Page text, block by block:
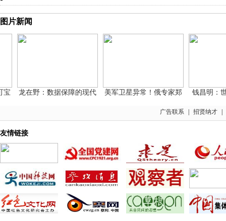
图片新闻
龙在野：数据保障的现代 美军卫星异常！俄专家郑 钱昌明：世界
广告联系 招贤纳才
友情链接